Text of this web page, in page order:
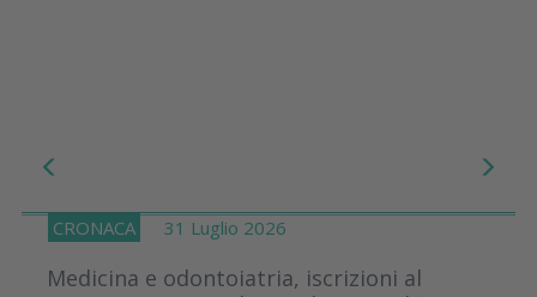
CRONACA 31 Luglio 2026
Medicina e odontoiatria, iscrizioni al